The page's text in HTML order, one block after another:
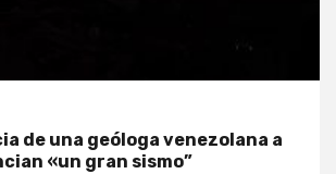
de una geóloga venezolana a
«un gran sismo”